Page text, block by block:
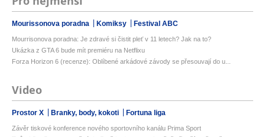
Mourissonova poradna Komiksy Festival ABC
Mourrisonova poradna: Je zdravé si čistit pleť v 11 letech? Jak na to?
Ukázka z GTA 6 bude mít premiéru na Netflixu
Forza Horizon 6 (recenze): Oblíbené arkádové závody se přesouvají do u...
Video
Prostor X Branky, body, kokoti Fortuna liga
Závěr tiskové konference nového sportovního kanálu Prima Sport